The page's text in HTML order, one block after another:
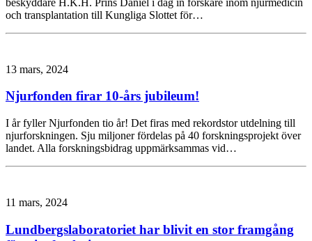
och transplantation till Kungliga Slottet för…
13 mars, 2024
Njurfonden firar 10-års jubileum!
I år fyller Njurfonden tio år! Det firas med rekordstor utdelning till
njurforskningen. Sju miljoner fördelas på 40 forskningsprojekt över
landet. Alla forskningsbidrag uppmärksammas vid…
11 mars, 2024
Lundbergslaboratoriet har blivit en stor framgång